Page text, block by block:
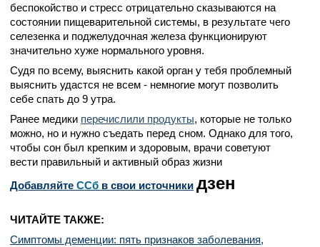
беспокойство и стресс отрицательно сказываются на
состоянии пищеварительной системы, в результате чего
селезенка и поджелудочная железа функционируют
значительно хуже нормального уровня.
Судя по всему, выяснить какой орган у тебя проблемный
выяснить удастся не всем - немногие могут позволить
себе спать до 9 утра.
Ранее медики перечислили продукты, которые не только
можно, но и нужно съедать перед сном. Однако для того,
чтобы сон был крепким и здоровым, врачи советуют
вести правильный и активный образ жизни
Добавляйте CСб в свои источники дзен
ЧИТАЙТЕ ТАКЖЕ:
Симптомы деменции: пять признаков заболевания,